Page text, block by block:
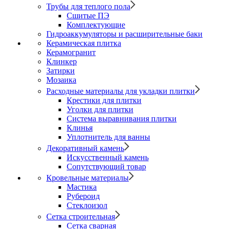
Трубы для теплого пола
Сшитые ПЭ
Комплектующие
Гидроаккумуляторы и расширительные баки
Керамическая плитка
Керамогранит
Клинкер
Затирки
Мозаика
Расходные материалы для укладки плитки
Крестики для плитки
Уголки для плитки
Система выравнивания плитки
Клинья
Уплотнитель для ванны
Декоративный камень
Искусственный камень
Сопутствующий товар
Кровельные материалы
Мастика
Рубероид
Стеклоизол
Сетка строительная
Сетка сварная